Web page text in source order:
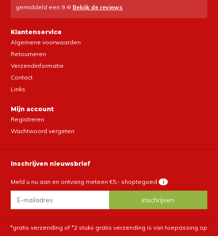
gemiddeld een 9.4! Bekijk de reviews
Klantenservice
Algemene voorwaarden
Retourneren
Verzendinformatie
Contact
Links
Mijn account
Registreren
Wachtwoord vergeten
Inschrijven nieuwsbrief
Meld u nu aan en ontvang meteen €5,- shoptegoed i
*gratis verzending of *2 stuks gratis verzending is van toepassing op